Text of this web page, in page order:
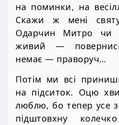
на поминки, на
Скажи ж мені
Одарчин Митро чи
живий —
немає — праворуч…
Потім ми всі
на підситок. Оцю
люблю, бо тепер усе
підштовхну